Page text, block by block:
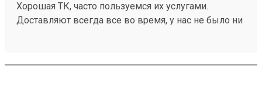
Хорошая ТК, часто пользуемся их услугами.
Доставляют всегда все во время, у нас не было ни
менеджеры оперативно отвечают. Нет навязанных